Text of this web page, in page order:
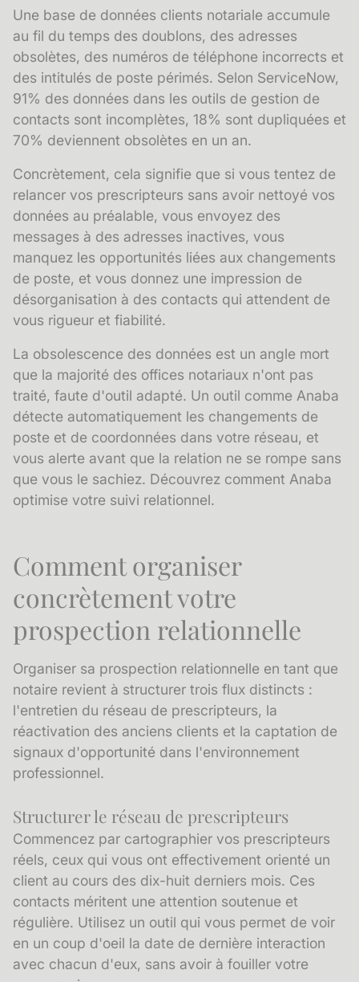
Une base de données clients notariale accumule
au fil du temps des doublons, des adresses
obsolètes, des numéros de téléphone incorrects et
des intitulés de poste périmés. Selon ServiceNow,
91% des données dans les outils de gestion de
contacts sont incomplètes, 18% sont dupliquées et
70% deviennent obsolètes en un an.
Concrètement, cela signifie que si vous tentez de
relancer vos prescripteurs sans avoir nettoyé vos
données au préalable, vous envoyez des
messages à des adresses inactives, vous
manquez les opportunités liées aux changements
de poste, et vous donnez une impression de
désorganisation à des contacts qui attendent de
vous rigueur et fiabilité.
La obsolescence des données est un angle mort
que la majorité des offices notariaux n'ont pas
traité, faute d'outil adapté. Un outil comme Anaba
détecte automatiquement les changements de
poste et de coordonnées dans votre réseau, et
vous alerte avant que la relation ne se rompe sans
que vous le sachiez. Découvrez comment Anaba
optimise votre suivi relationnel.
Comment organiser
concrètement votre
prospection relationnelle
Organiser sa prospection relationnelle en tant que
notaire revient à structurer trois flux distincts :
l'entretien du réseau de prescripteurs, la
réactivation des anciens clients et la captation de
signaux d'opportunité dans l'environnement
professionnel.
Structurer le réseau de prescripteurs
Commencez par cartographier vos prescripteurs
réels, ceux qui vous ont effectivement orienté un
client au cours des dix-huit derniers mois. Ces
contacts méritent une attention soutenue et
régulière. Utilisez un outil qui vous permet de voir
en un coup d'oeil la date de dernière interaction
avec chacun d'eux, sans avoir à fouiller votre